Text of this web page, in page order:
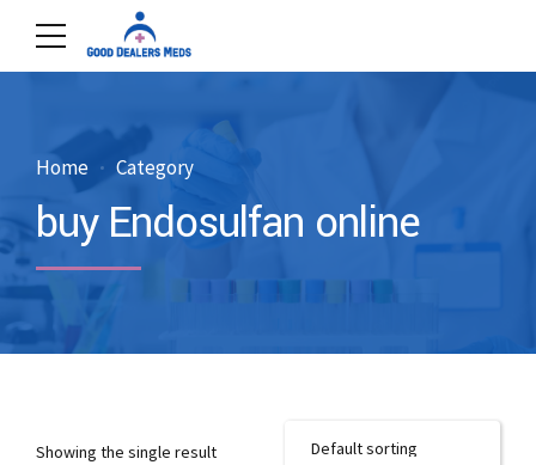
Home Category
buy Endosulfan online
Showing the single result